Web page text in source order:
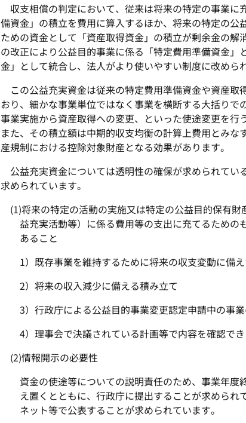
収支相償の判定において、従来は将来の特定の事業に
備資金」の積立を費用に算入するほか、将来の特定の公
ための資金として「資産取得資金」の積立が剰余金の解
の改正により公益目的事業に係る「特定費用準備資金」
金」として統合し、法人がより使いやすい制度に改めら
この公益充実資金は従来の特定費用準備資金や資産取
おり、細かな事業単位ではなく事業を横断する大括りで
事業実施から資産取得への変更、といった使途変更を行
また、その積立額は中期的収支均衡の計算上費用とみ
産規制における控除対象財産となる効果があります。
公益充実資金については透明性の確保が求められてい
求められています。
(1)将来の特定の活動の実施又は特定の公益目的保有
益充実活動等）に係る費用等の支出に充てるための
あること
1）既存事業を維持するために将来の収支変動に備
2）将来の収入減少に備える積み立て
3）行政庁による公益目的事業変更認定申請中の事
4）理事会で決議されている計画等で内容を確認で
(2)情報開示の必要性
資金の使途等についての説明責任のため、事業年度
え置くとともに、行政庁に提出することが求めら
ネット等で公表することが求められています。